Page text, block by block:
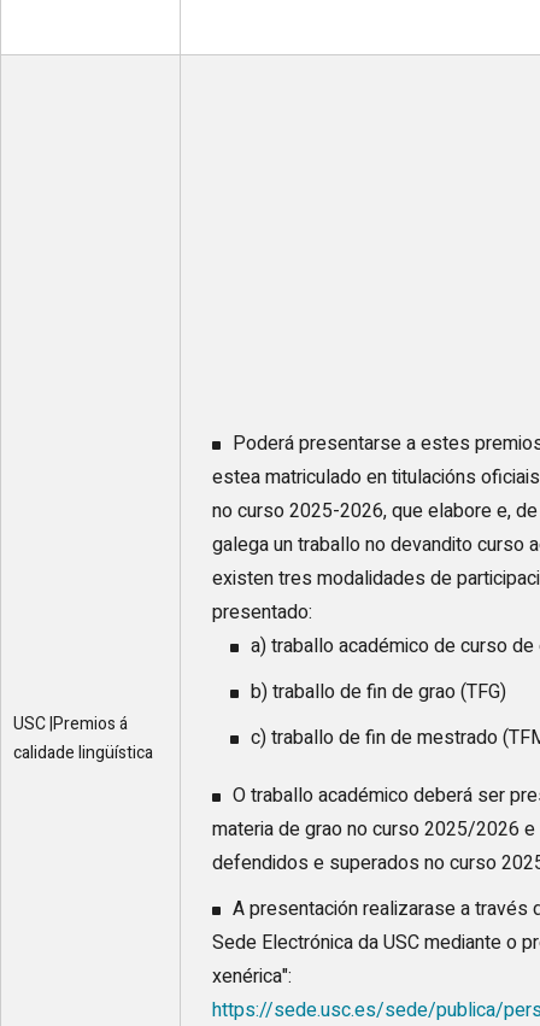
USC |Premios á
calidade lingüística
Poderá presentarse a estes
estea matriculado en titulacións
no curso 2025-2026, que elabore e,
galega un traballo no devandito curso
existen tres modalidades de
presentado:
a) traballo académico de curso de
b) traballo de fin de grao (TFG)
c) traballo de fin de mestrado
O traballo académico deberá ser
materia de grao no curso 2025/2026
defendidos e superados no curso
A presentación realizarase a través
Sede Electrónica da USC mediante o
xenérica":
https://sede.usc.es/sede/publica/